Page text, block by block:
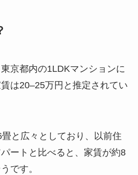
京都内の1LDKマンションに
は20–25万円と推定されてい
と広々としており、以前住
ートと比べると、家賃が約8
です。